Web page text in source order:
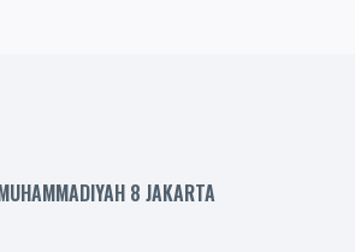
8 JAKARTA